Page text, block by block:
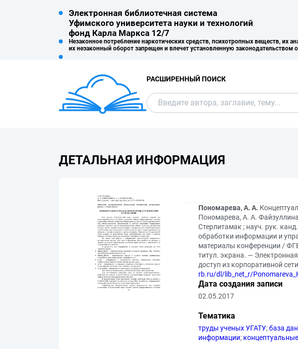
Электронная библиотечная система
Уфимского университета науки и технологий
фонд Карла Маркса 12/7
Незаконное потребление наркотических средств, психотропных веществ, их
их незаконный оборот запрещен и влечет установленную законодательством
РАСШИРЕННЫЙ ПОИСК
ДЕТАЛЬНАЯ ИНФОРМАЦИЯ
Пономарева, А. А.
Пономарева, А. А.
Стерлитамак ; науч. рук.
обработки информации и
материалы конференции /
титул. экрана. —
доступ из корпоративной
rb.ru/dl/lib_net_r/
Дата создания записи
02.05.2017
Тематика
труды ученых УГАТУ;база
информации;